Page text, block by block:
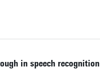
in speech recognition